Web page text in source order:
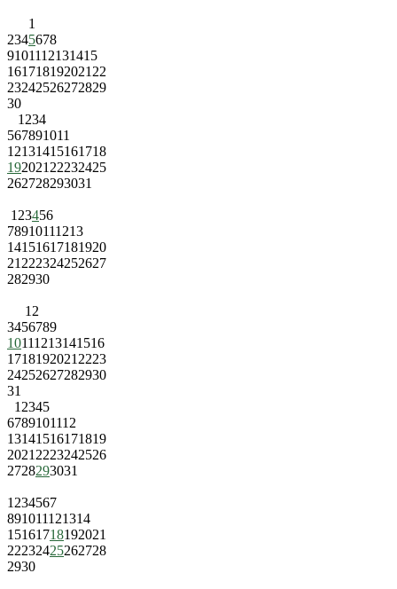
1
2345678
9101112131415
161718192021 22
23242526272829
30
1 234
567891011
12131415161718
192021 22232425
262728293031
1 23456
78910111213
14151617181920
21 222324252627
282930
1 2
3456789
10111213141516
1718192021 2223
24252627282930
31
1 2345
6789101112
13141516171819
2021 2223242526
2728293031
1 234567
891011121314
15161718192021
22232425262728
2930